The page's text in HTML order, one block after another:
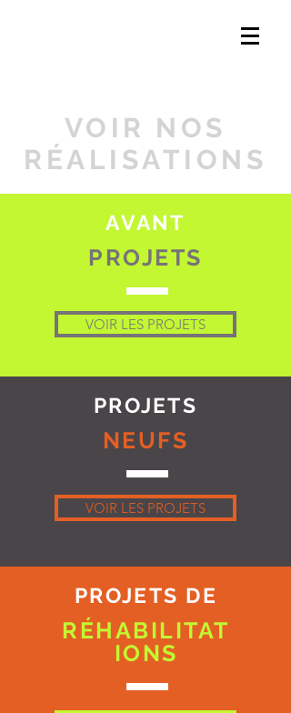
VOIR NOS
RÉALISATIONS
AVANT
PROJETS
VOIR LES PROJETS
PROJETS
NEUFS
VOIR LES PROJETS
PROJETS DE
RÉHABILITAT
IONS